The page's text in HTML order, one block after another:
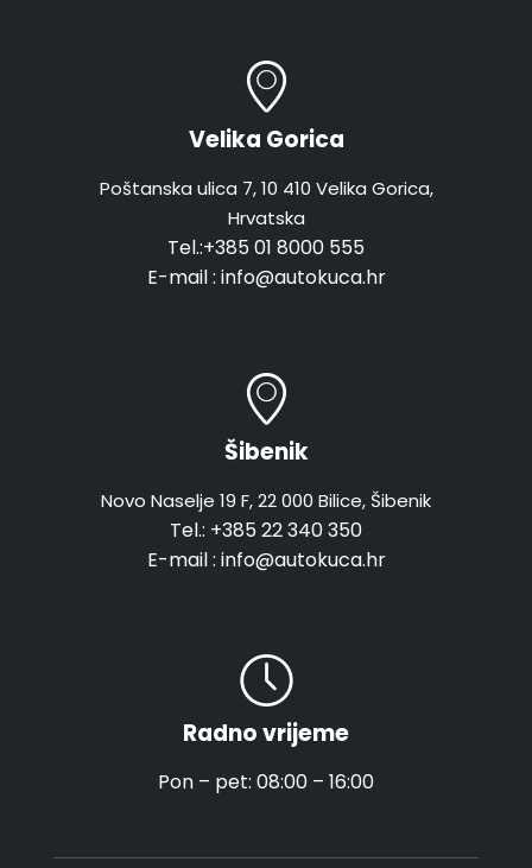
Velika Gorica
Poštanska ulica 7, 10 410 Velika Gorica,
Hrvatska
Tel.:+385 01 8000 555
E-mail : info@autokuca.hr
Šibenik
Novo Naselje 19 F, 22 000 Bilice, Šibenik
Tel.: +385 22 340 350
E-mail : info@autokuca.hr
Radno vrijeme
Pon – pet: 08:00 – 16:00